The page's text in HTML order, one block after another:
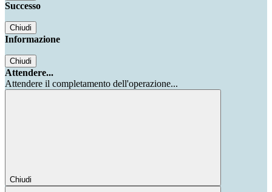
Successo
Chiudi
Informazione
Chiudi
Attendere...
Attendere il completamento dell'operazione...
Chiudi